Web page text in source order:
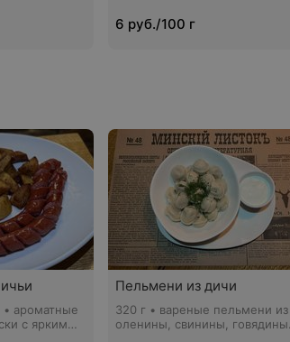
масла
6 руб./100 г
ароматные
с ярким
Пельмени из дичи
320 г • вареные пельмени из
оленины, свинины, говядины